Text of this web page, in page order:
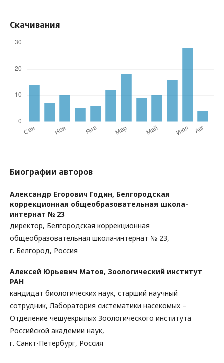
Скачивания
Биографии авторов
Александр Егорович Годин, Белгородская
коррекционная общеобразовательная школа-
интернат № 23
директор, Белгородская коррекционная
общеобразовательная школа-интернат № 23,
г. Белгород, Россия
Алексей Юрьевич Матов, Зоологический институт
РАН
кандидат биологических наук, старший научный
сотрудник, Лаборатория систематики насекомых –
Отделение чешуекрылых Зоологического института
Российской академии наук,
г. Санкт-Петербург, Россия